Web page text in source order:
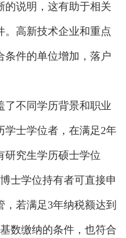
的说明，这有助于相关
。高新技术企业和重点
条件的单位增加，落户
不同学历背景和职业
学士学位者，在满足2年
研究生学历硕士学位
士学位持有者可直接申
若满足3年纳税额达到
数缴纳的条件，也符合